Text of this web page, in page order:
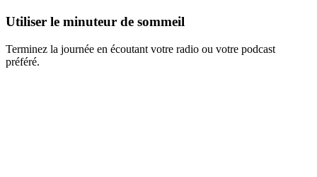
Utiliser le minuteur de sommeil
Terminez la journée en écoutant votre radio ou votre podcast
préféré.